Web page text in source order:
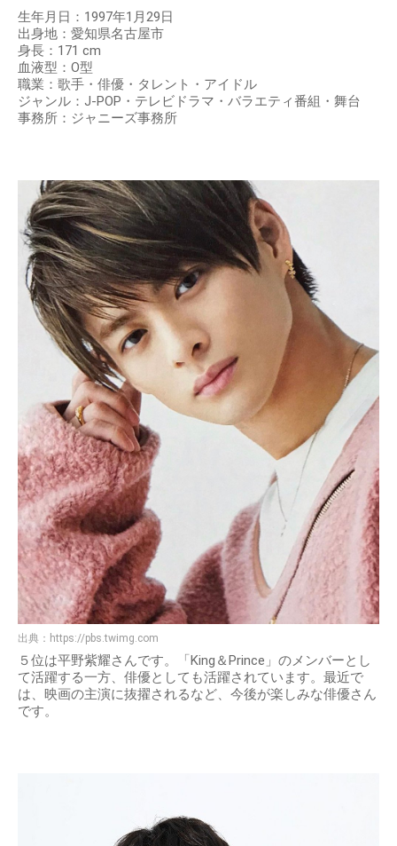
生年月日：1997年1月29日
出身地：愛知県名古屋市
身長：171 cm
血液型：O型
職業：歌手・俳優・タレント・アイドル
ジャンル：J-POP・テレビドラマ・バラエティ番組・舞台
事務所：ジャニーズ事務所
出典： https://pbs.twimg.com
５位は平野紫耀さんです。「King＆Prince」のメンバーとし
て活躍する一方、俳優としても活躍されています。最近で
は、映画の主演に抜擢されるなど、今後が楽しみな俳優さん
です。